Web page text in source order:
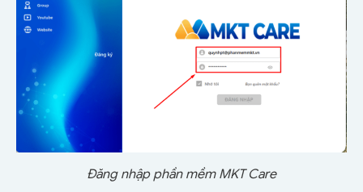
Đăng nhập phần mềm MKT Care